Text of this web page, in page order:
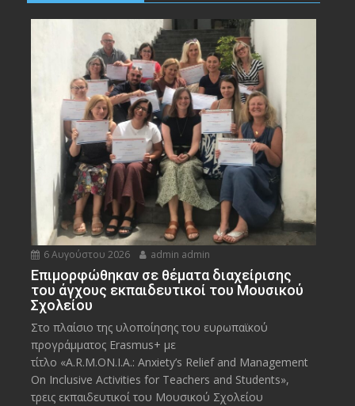
6 Αυγούστου 2026 admin admin
Eπιμορφώθηκαν σε θέματα διαχείρισης
του άγχους εκπαιδευτικοί του Μουσικού
Σχολείου
Στο πλαίσιο της υλοποίησης του ευρωπαϊκού
προγράμματος Erasmus+ με
τίτλο «A.R.M.ON.I.A.: Anxiety’s Relief and Management
On Inclusive Activities for Teachers and Students»,
τρεις εκπαιδευτικοί του Μουσικού Σχολείου